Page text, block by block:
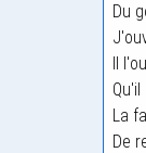
Du
Il
La
De